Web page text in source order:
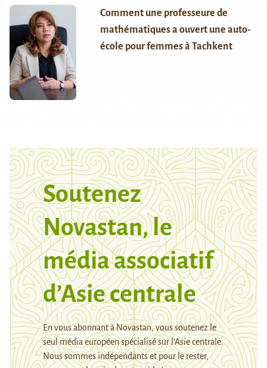
Comment une professeure de
mathématiques a ouvert une auto-
école pour femmes à Tachkent
Soutenez
Novastan, le
média associatif
d’Asie centrale
En vous abonnant à Novastan, vous soutenez le
seul média européen spécialisé sur l’Asie centrale.
Nous sommes indépendants et pour le rester,